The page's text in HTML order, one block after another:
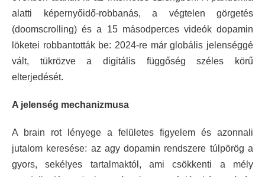
alatti képernyőidő-robbanás, a végtelen görgetés
(doomscrolling) és a 15 másodperces videók dopamin
löketei robbantották be: 2024-re már globális jelenséggé
vált, tükrözve a digitális függőség széles körű
elterjedését.​
A jelenség mechanizmusa
A brain rot lényege a felületes figyelem és azonnali
jutalom keresése: az agy dopamin rendszere túlpörög a
gyors, sekélyes tartalmaktól, ami csökkenti a mély